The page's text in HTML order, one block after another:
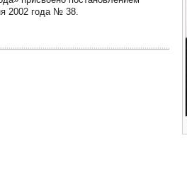
2002 года № 38.